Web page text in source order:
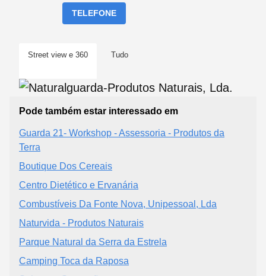
TELEFONE
Street view e 360 Tudo
Pode também estar interessado em
Guarda 21- Workshop - Assessoria - Produtos da
Terra
Boutique Dos Cereais
Centro Dietético e Ervanária
Combustíveis Da Fonte Nova, Unipessoal, Lda
Naturvida - Produtos Naturais
Parque Natural da Serra da Estrela
Camping Toca da Raposa